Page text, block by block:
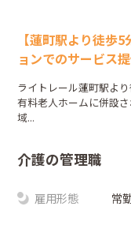
【蓮町駅より徒
ョンでのサービス
ライトレール蓮町駅よ
有料老人ホームに併設
域...
介護の管理職
雇用形態 常